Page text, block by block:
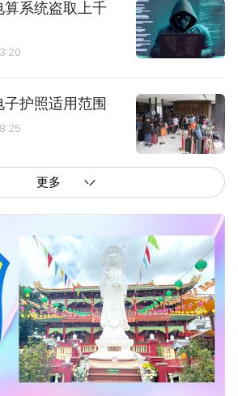
系统盗取上千
护照适用范围
更多